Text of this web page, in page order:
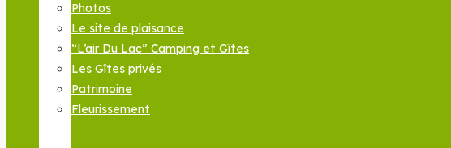
Photos
Le site de plaisance
“L’air Du Lac” Camping et Gîtes
Les Gîtes privés
Patrimoine
Fleurissement